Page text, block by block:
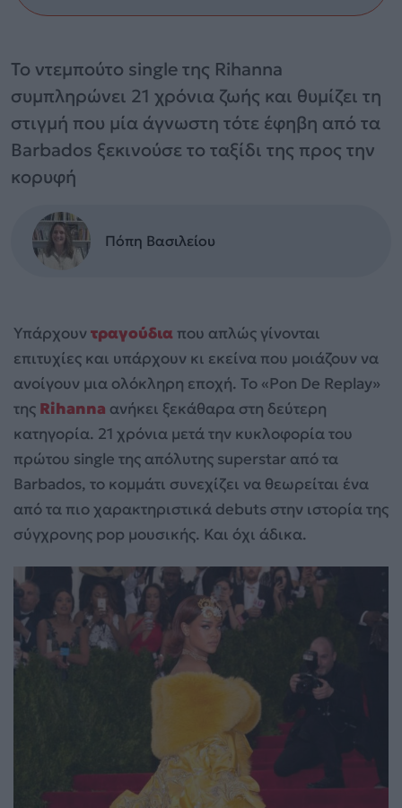
Το ντεμπούτο single της Rihanna
συμπληρώνει 21 χρόνια ζωής και θυμίζει τη
στιγμή που μία άγνωστη τότε έφηβη από τα
Barbados ξεκινούσε το ταξίδι της προς την
κορυφή
Πόπη Βασιλείου
Υπάρχουντραγούδια που απλώς γίνονται
επιτυχίες και υπάρχουν κι εκείνα που μοιάζουν να
ανοίγουν μια ολόκληρη εποχή. Το «Pon De Replay»
της Rihanna ανήκει ξεκάθαρα στη δεύτερη
κατηγορία. 21 χρόνια μετά την κυκλοφορία του
πρώτου single της απόλυτης superstar από τα
Barbados, το κομμάτι συνεχίζει να θεωρείται ένα
από τα πιο χαρακτηριστικά debuts στην ιστορία της
σύγχρονης pop μουσικής. Και όχι άδικα.